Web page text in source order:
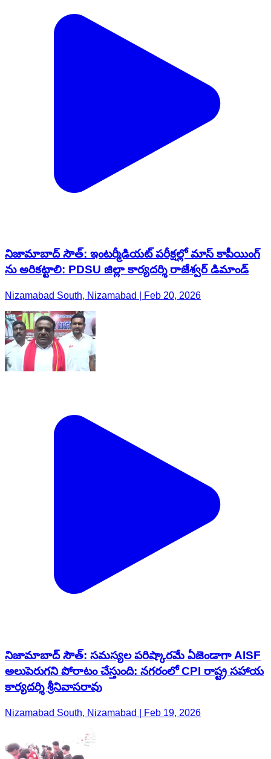
నిజామాబాద్ సౌత్: ఇంటర్మీడియట్ పరీక్షల్లో మాస్ కాపీయింగ్
ను అరికట్టాలి: PDSU జిల్లా కార్యదర్శి రాజేశ్వర్ డిమాండ్
Nizamabad South, Nizamabad | Feb 20, 2026
నిజామాబాద్ సౌత్: సమస్యల పరిష్కారమే ఏజెండాగా AISF
అలుపెరుగని పోరాటం చేస్తుంది: నగరంలో CPI రాష్ట్ర సహాయ
కార్యదర్శి శ్రీనివాసరావు
Nizamabad South, Nizamabad | Feb 19, 2026